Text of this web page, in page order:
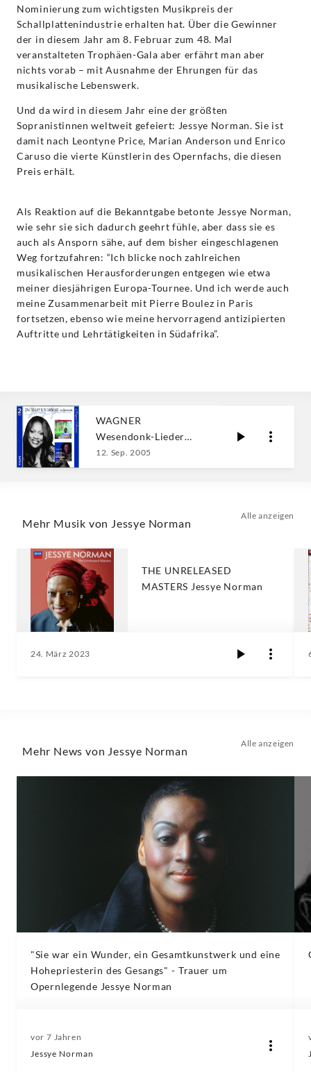
Nominierung zum wichtigsten Musikpreis der
Schallplattenindustrie erhalten hat. Über die Gewinner
der in diesem Jahr am 8. Februar zum 48. Mal
veranstalteten Trophäen-Gala aber erfährt man aber
nichts vorab – mit Ausnahme der Ehrungen für das
musikalische Lebenswerk.
Und da wird in diesem Jahr eine der größten
Sopranistinnen weltweit gefeiert: Jessye Norman. Sie ist
damit nach Leontyne Price, Marian Anderson und Enrico
Caruso die vierte Künstlerin des Opernfachs, die diesen
Preis erhält.
Als Reaktion auf die Bekanntgabe betonte Jessye Norman,
wie sehr sie sich dadurch geehrt fühle, aber dass sie es
auch als Ansporn sähe, auf dem bisher eingeschlagenen
Weg fortzufahren: “Ich blicke noch zahlreichen
musikalischen Herausforderungen entgegen wie etwa
meiner diesjährigen Europa-Tournee. Und ich werde auch
meine Zusammenarbeit mit Pierre Boulez in Paris
fortsetzen, ebenso wie meine hervorragend antizipierten
Auftritte und Lehrtätigkeiten in Südafrika”.
WAGNER
Wesendonk-Lieder
JESSYE NORMAN
12. Sep. 2005
Mehr Musik von Jessye Norman
Alle anzeigen
THE UNRELEASED
MASTERS Jessye Norman
24. März 2023
Mehr News von Jessye Norman
Alle anzeigen
"Sie war ein Wunder, ein Gesamtkunstwerk und eine
Hohepriesterin des Gesangs" - Trauer um
Opernlegende Jessye Norman
vor 7 Jahren
Jessye Norman